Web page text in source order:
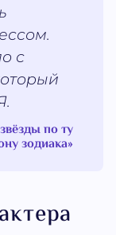
с
по ту
зодиака»